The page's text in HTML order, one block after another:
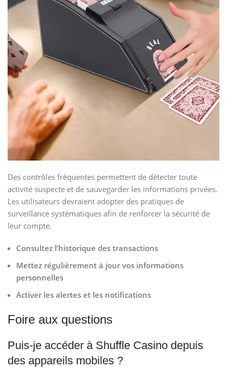
Des contrôles fréquentes permettent de détecter toute
activité suspecte et de sauvegarder les informations privées.
Les utilisateurs devraient adopter des pratiques de
surveillance systématiques afin de renforcer la sécurité de
leur compte.
Consultez l’historique des transactions
Mettez régulièrement à jour vos informations
personnelles
Activer les alertes et les notifications
Foire aux questions
Puis-je accéder à Shuffle Casino depuis
des appareils mobiles ?